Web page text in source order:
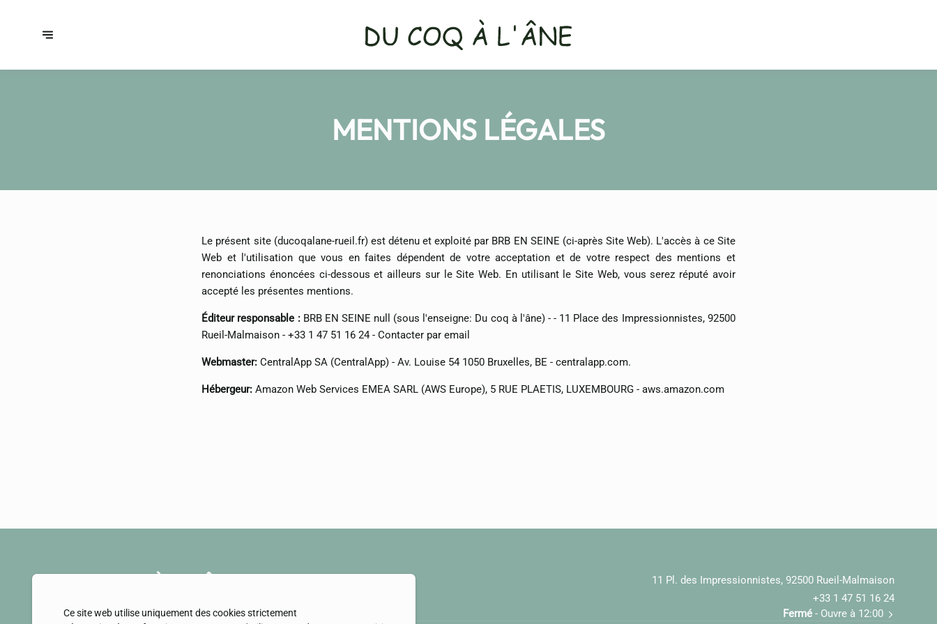
MENTIONS LÉGALES
Le présent site (ducoqalane-rueil.fr) est détenu et exploité par BRB EN SEINE (ci-après Site Web). L'accès à ce Site
Web et l'utilisation que vous en faites dépendent de votre acceptation et de votre respect des mentions et
renonciations énoncées ci-dessous et ailleurs sur le Site Web. En utilisant le Site Web, vous serez réputé avoir
accepté les présentes mentions.
Éditeur responsable :BRB EN SEINE null (sous l'enseigne: Du coq à l'âne) - - 11 Place des Impressionnistes, 92500
Rueil-Malmaison - +33 1 47 51 16 24 -Contacter par email
Webmaster:CentralApp SA (CentralApp) - Av. Louise 54 1050 Bruxelles, BE - centralapp.com.
Hébergeur:Amazon Web Services EMEA SARL (AWS Europe), 5 RUE PLAETIS, LUXEMBOURG - aws.amazon.com
11 Pl. des Impressionnistes, 92500 Rueil-Malmaison
+33 1 47 51 16 24
Fermé- Ouvre à 12:00
Ce site web utilise uniquement des cookies strictement